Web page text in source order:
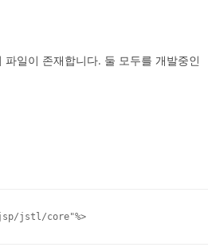
파일이 존재합니다. 둘 모두를 개발중인
jstl/core"%>